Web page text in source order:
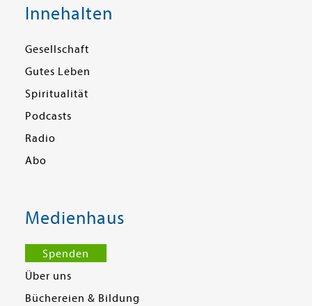
Innehalten
Gesellschaft
Gutes Leben
Spiritualität
Podcasts
Radio
Abo
Medienhaus
Spenden
Über uns
Büchereien & Bildung